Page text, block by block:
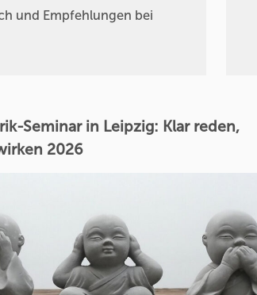
und Empfehlungen bei
Seminar in Leipzig: Klar reden,
2026